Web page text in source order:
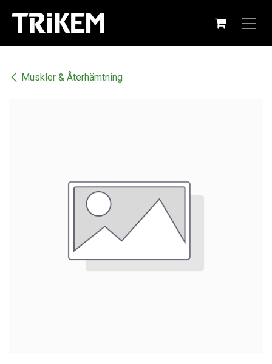
Muskler & Återhämtning